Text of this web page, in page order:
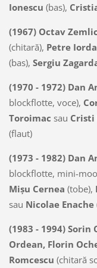
Ionescu (bas),
(1967) Octav
(chitară), Petre
(bas), Sergiu
(1970 - 1972) Dan
blockflotte, voce),
Toroimac sau Cristi
(flaut)
(1973 - 1982) Dan
blockflotte, mini-
Mişu Cernea (tobe),
sau Nicolae Enache
(1983 - 1994) Sorin
Ordean, Florin
Romcescu (chitară